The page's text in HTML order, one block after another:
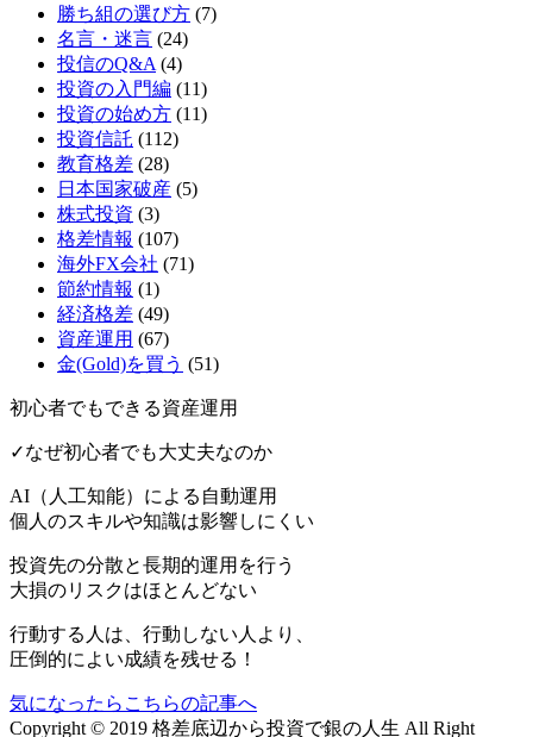
勝ち組の選び方 (7)
名言・迷言 (24)
投信のQ&A (4)
投資の入門編 (11)
投資の始め方 (11)
投資信託 (112)
教育格差 (28)
日本国家破産 (5)
株式投資 (3)
格差情報 (107)
海外FX会社 (71)
節約情報 (1)
経済格差 (49)
資産運用 (67)
金(Gold)を買う (51)
初心者でもできる資産運用
✓なぜ初心者でも大丈夫なのか
AI（人工知能）による 自動運用
個人のスキルや知識は影響しにくい
投資先の分散と長期的運用を行う
大損のリスクはほとんどない
行動する人は、行動しない人より、
圧倒的によい成績を残せる！
気になったらこちらの記事へ
Copyright © 2019 格差底辺から投資で銀の人生 All Right